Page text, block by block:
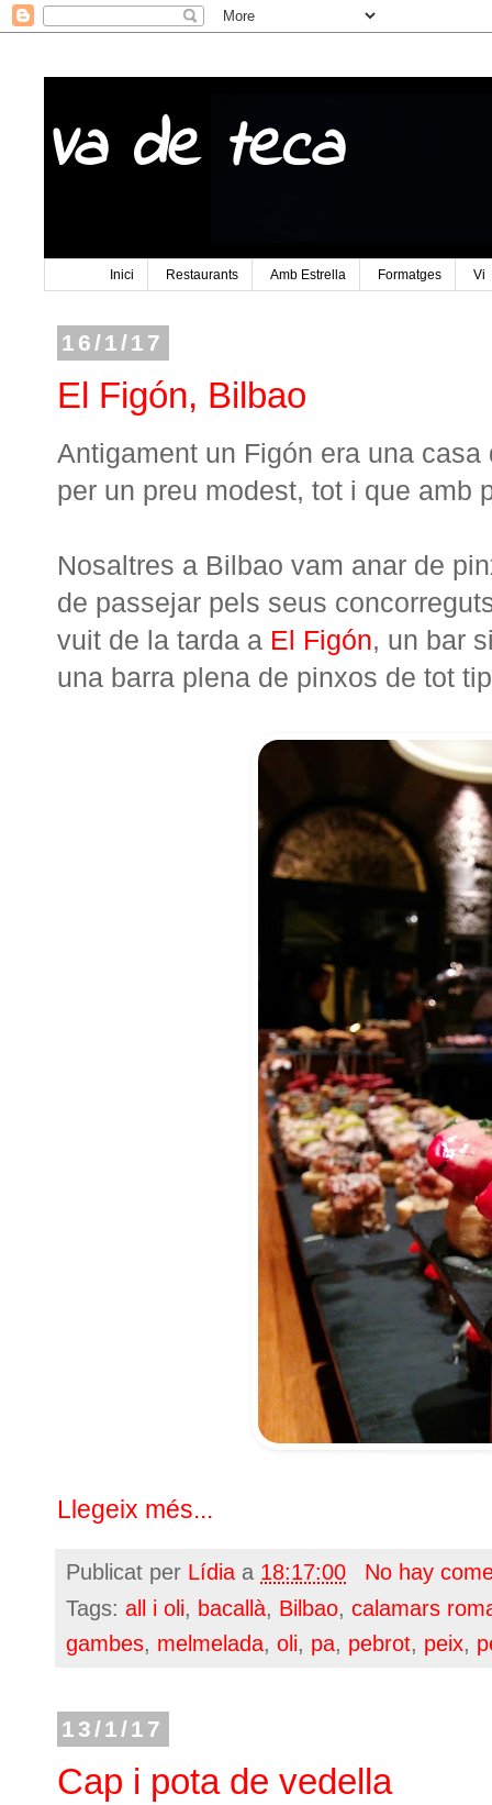
Va de teca
Inici Restaurants Amb Estrella Formatges Vi
16/1/17
El Figón, Bilbao
Antigament un Figón era una
per un preu modest, tot i que amb
Nosaltres a Bilbao vam anar de
de passejar pels seus
vuit de la tarda a El Figón, un bar
una barra plena de pinxos de tot
Llegeix més...
Publicat per Lídia a 18:17:00
No hay
Tags: all i oli, bacallà, Bilbao, calamars
gambes, melmelada, oli, pa, pebrot, peix,
13/1/17
Cap i pota de vedella